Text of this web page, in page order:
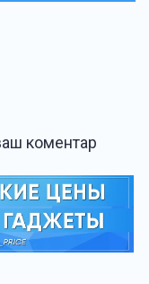
коментар